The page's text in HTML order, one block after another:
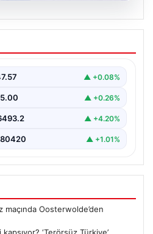
neleri kapsıyor?
vizyonu ve yasal
sıkça karşılaşılan önemli▲ +0.08%
▲ +0.26%
▲ +4.20%
▲ +1.01%
maçında Oosterwolde’den